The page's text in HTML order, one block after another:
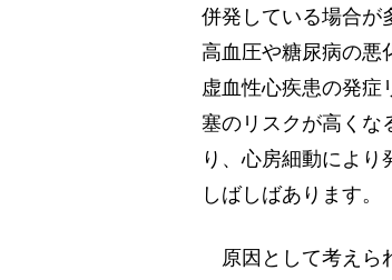
併発している場合が
高血圧や糖尿病の悪
虚血性心疾患の発症
塞のリスクが高くな
り、心房細動によ
しばしばあります。
原因として考えら